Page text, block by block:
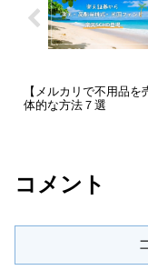
【メルカリで不用品
体的な方法７選
コメント